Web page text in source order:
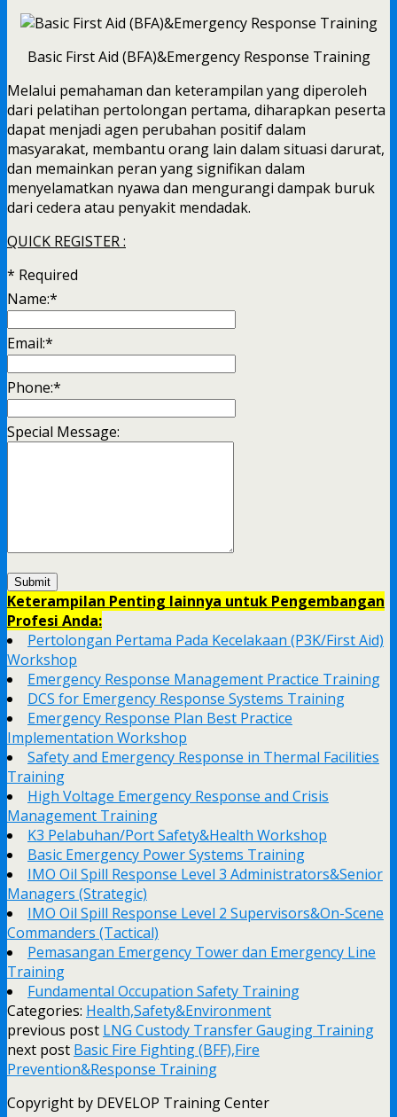
Basic First Aid (BFA)&Emergency Response Training
Melalui pemahaman dan keterampilan yang diperoleh
dari pelatihan pertolongan pertama, diharapkan peserta
dapat menjadi agen perubahan positif dalam
masyarakat, membantu orang lain dalam situasi darurat,
dan memainkan peran yang signifikan dalam
menyelamatkan nyawa dan mengurangi dampak buruk
dari cedera atau penyakit mendadak.
QUICK REGISTER :
* Required
Name:*
Email:*
Phone:*
Special Message:
Keterampilan Penting lainnya untuk Pengembangan
Profesi Anda:
Pertolongan Pertama Pada Kecelakaan (P3K/First Aid)
Workshop
Emergency Response Management Practice Training
DCS for Emergency Response Systems Training
Emergency Response Plan Best Practice
Implementation Workshop
Safety and Emergency Response in Thermal Facilities
Training
High Voltage Emergency Response and Crisis
Management Training
K3 Pelabuhan/Port Safety&Health Workshop
Basic Emergency Power Systems Training
IMO Oil Spill Response Level 3 Administrators&Senior
Managers (Strategic)
IMO Oil Spill Response Level 2 Supervisors&On-Scene
Commanders (Tactical)
Pemasangan Emergency Tower dan Emergency Line
Training
Fundamental Occupation Safety Training
Categories: Health,Safety&Environment
previous post LNG Custody Transfer Gauging Training
next post Basic Fire Fighting (BFF),Fire
Prevention&Response Training
Copyright by DEVELOP Training Center